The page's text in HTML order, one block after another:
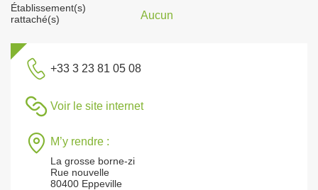
Établissement(s)
rattaché(s)
Aucun
+33 3 23 81 05 08
Voir le site internet
M’y rendre :
La grosse borne-zi
Rue nouvelle
80400 Eppeville